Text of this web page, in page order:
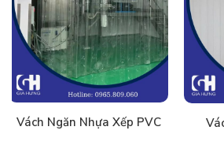
Vách Ngăn Nhựa Xếp PVC